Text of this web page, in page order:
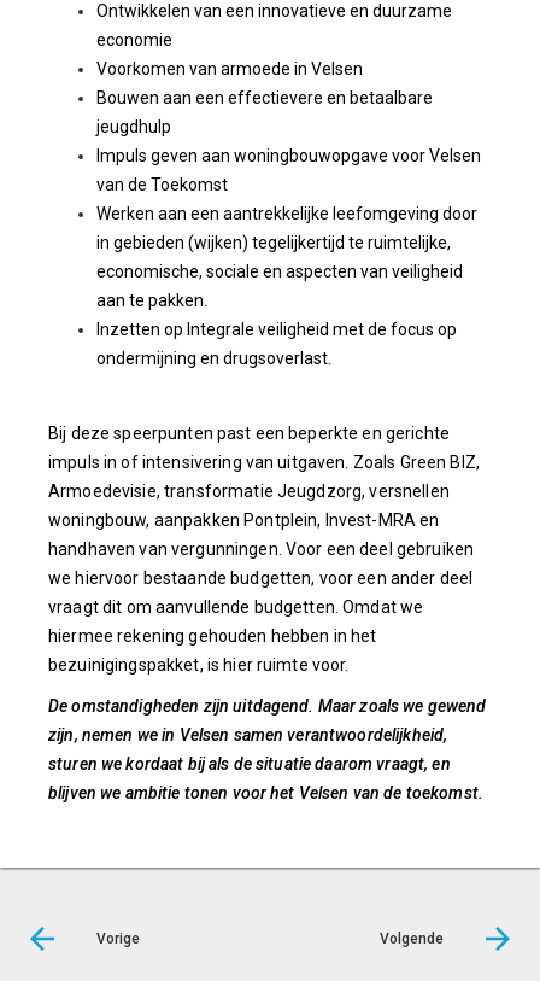
Ontwikkelen van een innovatieve en duurzame
economie
Voorkomen van armoede in Velsen
Bouwen aan een effectievere en betaalbare
jeugdhulp
Impuls geven aan woningbouwopgave voor Velsen
van de Toekomst
Werken aan een aantrekkelijke leefomgeving door
in gebieden (wijken) tegelijkertijd te ruimtelijke,
economische, sociale en aspecten van veiligheid
aan te pakken.
Inzetten op Integrale veiligheid met de focus op
ondermijning en drugsoverlast.
Bij deze speerpunten past een beperkte en gerichte
impuls in of intensivering van uitgaven. Zoals Green BIZ,
Armoedevisie, transformatie Jeugdzorg, versnellen
woningbouw, aanpakken Pontplein, Invest-MRA en
handhaven van vergunningen. Voor een deel gebruiken
we hiervoor bestaande budgetten, voor een ander deel
vraagt dit om aanvullende budgetten. Omdat we
hiermee rekening gehouden hebben in het
bezuinigingspakket, is hier ruimte voor.
De omstandigheden zijn uitdagend. Maar zoals we gewend
zijn, nemen we in Velsen samen verantwoordelijkheid,
sturen we kordaat bij als de situatie daarom vraagt, en
blijven we ambitie tonen voor het Velsen van de toekomst.
Vorige Volgende